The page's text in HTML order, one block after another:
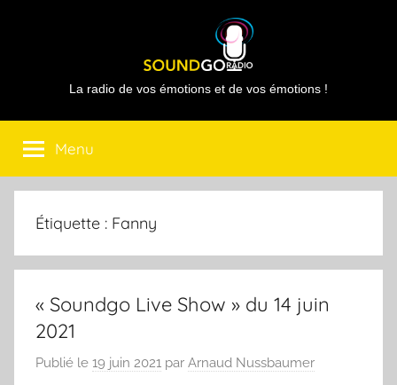
Sound
Go
Radio
La radio de vos émotions et de vos émotions !
Menu
Étiquette : Fanny
« Soundgo Live Show » du 14 juin
2021
Publié le 19 juin 2021 par Arnaud Nussbaumer